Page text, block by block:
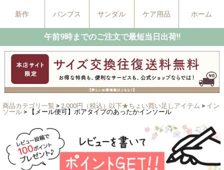
新作 パンプス サンダル ケア用品 ホーム
午前9時までのご注文で最短当日出荷!!
商品カテゴリ一覧 > 2,000円（税込）以下★ちょい買い足しアイテム > イン
ソール > 【メール便可】ボアタイプのあったかインソール